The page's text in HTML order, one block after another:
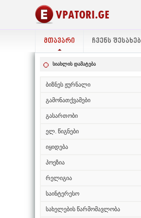
ᲛᲗᲐᲕᲐᲠᲘ ᲩᲕᲔᲜᲡ ᲨᲔᲡᲐᲮᲔᲑ
სიახლის დამატება
ბიზნეს ჟურნალი
გამონათქვამები
გასართობი
ელ. წიგნები
იყიდება
პოეზია
რელიგია
საინტერესო
სახელების წარმომავლობა